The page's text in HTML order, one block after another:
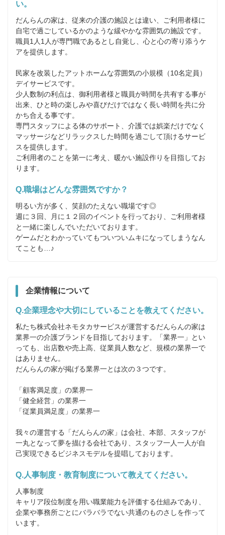
い。
だんらんの家は、従来の介護の施設とは違い、ご利用者様に
自宅で過ごしているかのような緩やかな雰囲気の施設です。
職員1人1人が専門職であるとし自覚し、心と心の寄り添うケ
アを提供します。
民家を改装したアットホームな雰囲気の小規模（10名定員）
デイサービスです。
少人数制の利点は、御利用者様と職員が時間を共有する事が
出来、ひと時の楽しみや喜びだけではなく長い時間を共に分
かち合える事です。
専門スタッフによる体のサポート、介護では娯楽だけでなく
マッサージなどリラックスした時間を過ごして頂けるサービ
スを提供します。
ご利用者のことを第一に考え、暖かい施設作りを目指してお
ります。
Q.職場はどんな雰囲気ですか？
明るい方が多く、笑顔のたえない職場です◎
週に３回、月に１２回のイベントを行っており、ご利用者様
と一緒に楽しんでいただいております。
ゲームだとわかっていてもついついムキになってしまうなん
てことも…♪
企業情報について
Q.企業理念や大切にしていることを教えてください。
私たち株式会社ネモタカサービスが運営するだんらんの家は
業界一の介護ブランドを目指しております。「業界一」とい
っても、出店数や売上高、従業員人数など、規模の業界一で
はありません。
だんらんの家が掲げる業界一とは次の３つです。
「顧客満足度」の業界一
「健全経営」の業界一
「従業員満足度」の業界一
我々の運営する「だんらんの家」は会社、本部、スタッフが
一丸となって夢を描ける会社であり、スタッフ一人一人が自
己実現できるビジネスモデルを提唱しております。
Q.人事制度・教育制度について教えてください。
人事制度
キャリア段位制度を用い職業能力を評価する仕組みであり、
企業や事務所ごとにバラバラでない共通のものさしを作って
います。